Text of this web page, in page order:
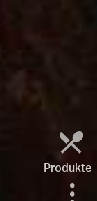
Produkte